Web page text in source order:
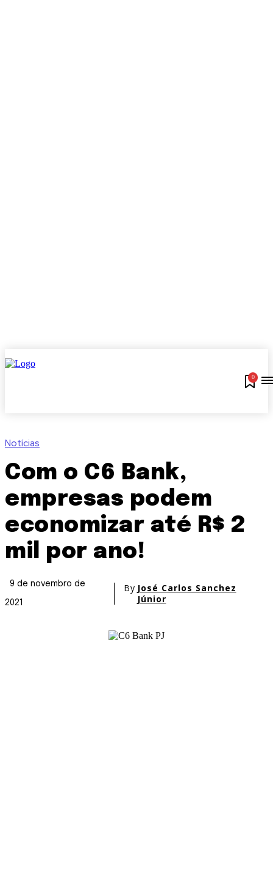
0
Notícias
Com o C6 Bank,
empresas podem
economizar até R$ 2
mil por ano!
9 de novembro de
2021
By José Carlos Sanchez
Júnior